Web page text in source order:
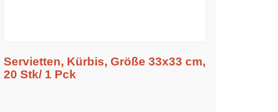
Servietten, Kürbis, Größe 33x33 cm,
20 Stk/ 1 Pck